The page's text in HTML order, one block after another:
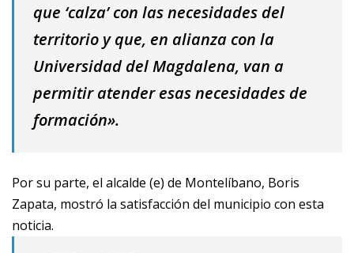
que ‘calza’ con las necesidades del
territorio y que, en alianza con la
Universidad del Magdalena, van a
permitir atender esas necesidades de
formación».
Por su parte, el alcalde (e) de Montelíbano, Boris
Zapata, mostró la satisfacción del municipio con esta
noticia.